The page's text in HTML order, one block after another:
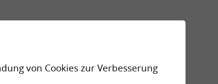
von Cookies zur Verbesserung